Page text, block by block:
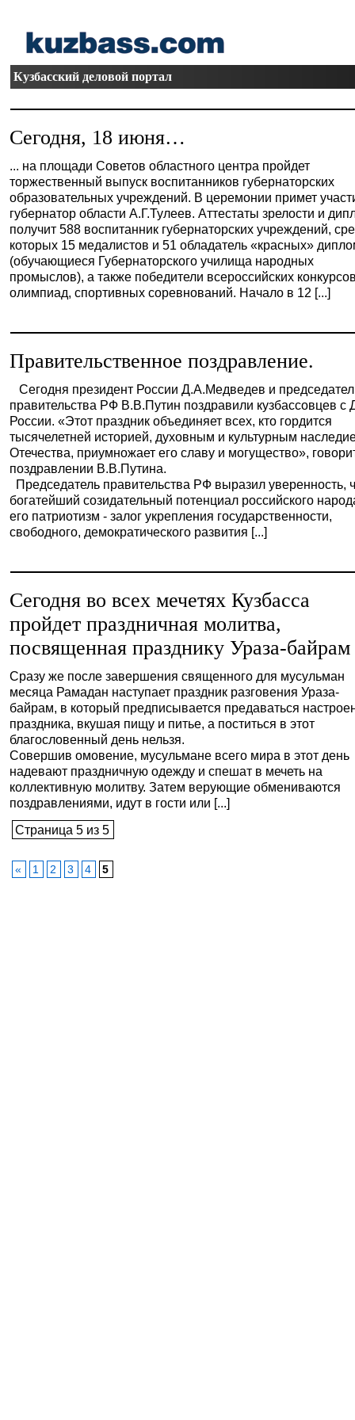
Кузбасский деловой портал
Сегодня, 18 июня…
... на площади Советов областного центра пройдет
торжественный выпуск воспитанников губернаторских
образовательных учреждений. В церемонии примет
губернатор области А.Г.Тулеев. Аттестаты зрелости и
получит 588 воспитанник губернаторских учреждений,
которых 15 медалистов и 51 обладатель «красных»
(обучающиеся Губернаторского училища народных
промыслов), а также победители всероссийских
олимпиад, спортивных соревнований. Начало в 12 [...]
Правительственное поздравление.
Сегодня президент России Д.А.Медведев и
правительства РФ В.В.Путин поздравили кузбассовцев с
России. «Этот праздник объединяет всех, кто гордится
тысячелетней историей, духовным и культурным
Отечества, приумножает его славу и могущество»,
поздравлении В.В.Путина.
Председатель правительства РФ выразил уверенность,
богатейший созидательный потенциал российского
его патриотизм - залог укрепления государственности,
свободного, демократического развития [...]
Сегодня во всех мечетях Кузбасса
пройдет праздничная молитва,
посвященная празднику Ураза-байрам
Сразу же после завершения священного для мусульман
месяца Рамадан наступает праздник разговения Ураза-
байрам, в который предписывается предаваться
праздника, вкушая пищу и питье, а поститься в этот
благословенный день нельзя.
Совершив омовение, мусульмане всего мира в этот день
надевают праздничную одежду и спешат в мечеть на
коллективную молитву. Затем верующие обмениваются
поздравлениями, идут в гости или [...]
Страница 5 из 5
« 1 2 3 4 5